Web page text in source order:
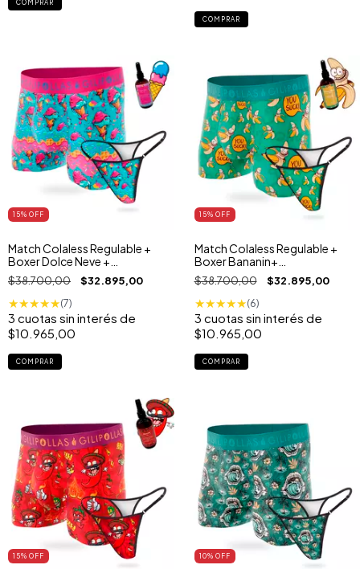
COMPRAR
15% OFF
Match Colaless Regulable +
Boxer Dolce Neve +
Aromatizador
$38.700,00 $32.895,00
★★★★★(7)
3 cuotas sin interés de
$10.965,00
COMPRAR
15% OFF
Match Colaless Regulable +
Boxer Bananin+
Aromatizador
$38.700,00 $32.895,00
★★★★★(6)
3 cuotas sin interés de
$10.965,00
COMPRAR
15% OFF 10% OFF